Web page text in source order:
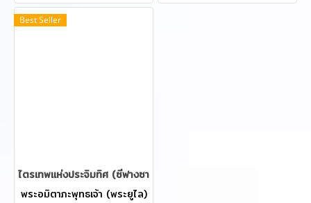
พระญาณบารมีของพระโพธิ
สัตว์กวนอิมจะคุ้มครองปกปัก
Best Seller
ไตรเทพแห่งประจิมทิศ (ซีฟางซานเสิ้ง) 29 cm
พระอมิตาภะพุทธเจ้า (พระยูไล)